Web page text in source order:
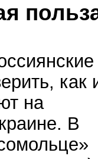
как
на
В